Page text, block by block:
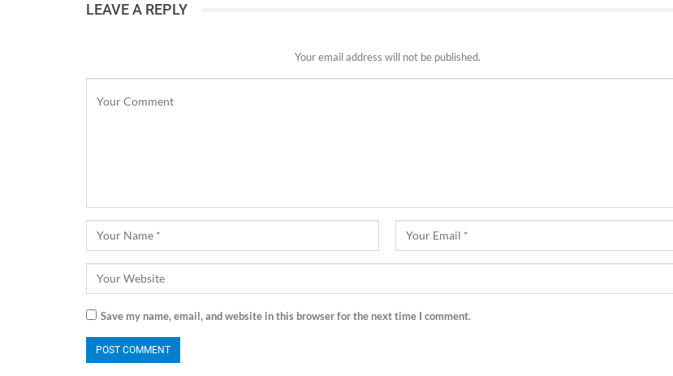
LEAVE A REPLY
Your email address will not be published.
Save my name, email, and website in this browser for the next time I comment.